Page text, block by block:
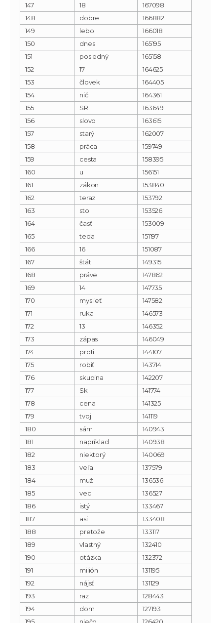
147
18
167098
148
dobre
166882
149
lebo
166018
150
dnes
165195
151
posledný
165158
152
17
164625
153
človek
164405
154
nič
164361
155
SR
163649
156
slovo
163615
157
starý
162007
158
práca
159749
159
cesta
158395
160
u
156151
161
zákon
153840
162
teraz
153792
163
sto
153526
164
časť
153009
165
teda
151197
166
16
151087
167
štát
149315
168
práve
147862
169
14
147735
170
myslieť
147582
171
ruka
146573
172
13
146352
173
zápas
146049
174
proti
144107
175
robiť
143714
176
skupina
142207
177
Sk
141774
178
cena
141325
179
tvoj
141119
180
sám
140943
181
napríklad
140938
182
niektorý
140069
183
veľa
137579
184
muž
136536
185
vec
136527
186
istý
133467
187
asi
133408
188
pretože
133117
189
vlastný
132410
190
otázka
132372
191
milión
131195
192
nájsť
131129
193
raz
128443
194
dom
127193
195
niečo 126420